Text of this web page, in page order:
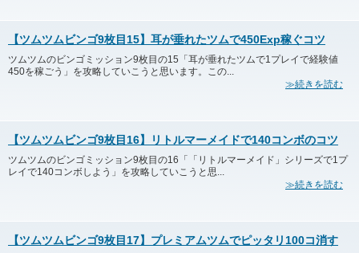
【ツムツムビンゴ9枚目15】耳が垂れたツムで450Exp稼ぐコツ
ツムツムのビンゴミッション9枚目の15「耳が垂れたツムで1プレイで経験値
450を稼ごう」を攻略していこうと思います。この...
≫続きを読む
【ツムツムビンゴ9枚目16】リトルマーメイドで140コンボのコツ
ツムツムのビンゴミッション9枚目の16「「リトルマーメイド」シリーズで1プ
レイで140コンボしよう」を攻略していこうと思...
≫続きを読む
【ツムツムビンゴ9枚目17】プレミアムツムでピッタリ100コ消す